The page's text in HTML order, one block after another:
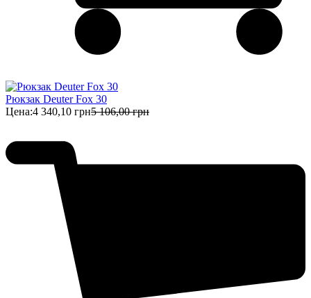
Рюкзак Deuter Fox 30
Цена:4 340,10 грн5 106,00 грн